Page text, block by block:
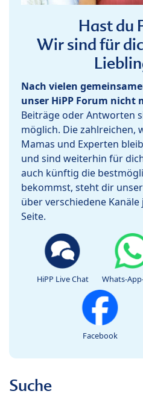
Hast du
Wir sind für
Nach vielen
unser HiPP Forum nicht
Beiträge oder Antworten
möglich. Die zahlreichen,
Mamas und Experten
und sind weiterhin für
auch künftig die
bekommst, steht dir unser
über verschiedene
Seite.
HiPP Live Chat Whats-
Facebook
Suche